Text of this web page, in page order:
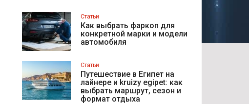
Статьи
Как выбрать фаркоп для
конкретной марки и модели
автомобиля
Статьи
Путешествие в Египет на
лайнере и kruizy egipet: как
выбрать маршрут, сезон и
формат отдыха